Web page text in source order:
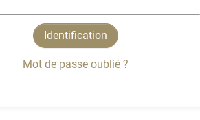
Mot de passe oublié ?